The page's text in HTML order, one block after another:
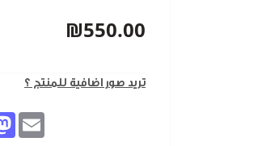
₪550.00
تريد صور اضافية للمنتج ؟
Mastodon